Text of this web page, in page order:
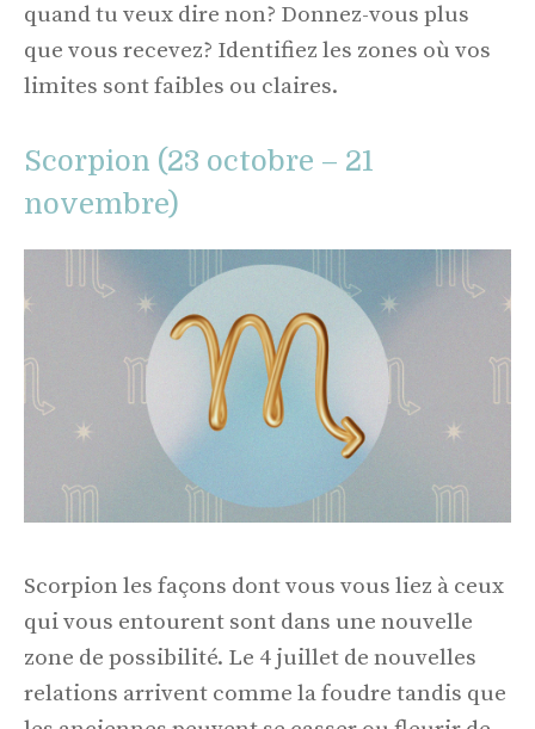
quand tu veux dire non? Donnez-vous plus
que vous recevez? Identifiez les zones où vos
limites sont faibles ou claires.
Scorpion (23 octobre – 21
novembre)
Scorpion les façons dont vous vous liez à ceux
qui vous entourent sont dans une nouvelle
zone de possibilité. Le 4 juillet de nouvelles
relations arrivent comme la foudre tandis que